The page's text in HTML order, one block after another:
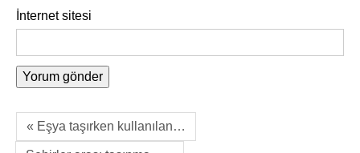
İnternet sitesi
« Eşya taşırken kullanılan…